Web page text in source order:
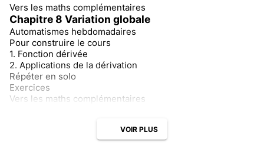
Vers les maths complémentaires
Chapitre 8 Variation globale
Automatismes hebdomadaires
Pour construire le cours
1. Fonction dérivée
2. Applications de la dérivation
Répéter en solo
Exercices
Vers les maths complémentaires
VOIR PLUS